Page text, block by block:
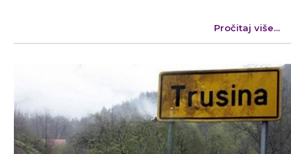
Pročitaj više...